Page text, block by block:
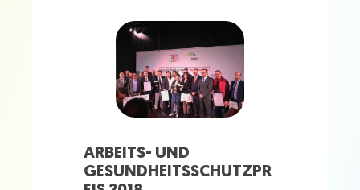
ARBEITS- UND
GESUNDHEITSSCHUTZPR